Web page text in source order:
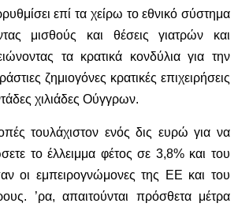
επί τα χείρω το εθνικό σύστημα
μισθούς και θέσεις γιατρών και
τα κρατικά κονδύλια για την
ζημιογόνες κρατικές επιχειρήσεις
χιλιάδες Ούγγρων.
τουλάχιστον ενός δις ευρώ για να
το έλλειμμα φέτος σε 3,8% και του
οι εμπειρογνώμονες της ΕΕ και του
’ρα, απαιτούνται πρόσθετα μέτρα